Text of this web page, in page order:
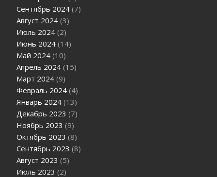
Сентябрь 2024 (7)
Август 2024 (3)
Июль 2024 (2)
Июнь 2024 (14)
Май 2024 (10)
Апрель 2024 (15)
Март 2024 (9)
Февраль 2024 (4)
Январь 2024 (13)
Декабрь 2023 (7)
Ноябрь 2023 (9)
Октябрь 2023 (8)
Сентябрь 2023 (8)
Август 2023 (5)
Июль 2023 (2)